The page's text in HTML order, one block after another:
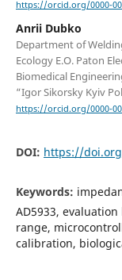
https://orcid.org/0000-
Anrii Dubko
Department of
Ecology E.O. Paton
Biomedical
“Igor Sikorsky Kyiv
https://orcid.org/0000-
DOI: https://
Keywords:
AD5933, evaluation
range,
calibration,